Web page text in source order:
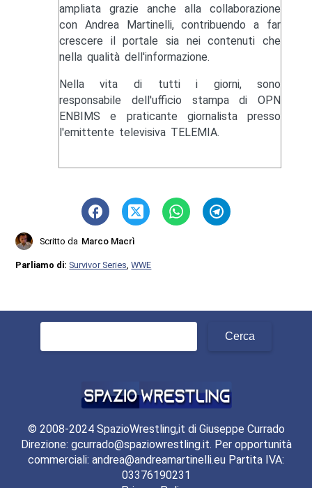
ampliata grazie anche alla collaborazione
con Andrea Martinelli, contribuendo a far
crescere il portale sia nei contenuti che
nella qualità dell'informazione.
Nella vita di tutti i giorni, sono
responsabile dell'ufficio stampa di OPN
ENBIMS e praticante giornalista presso
l'emittente televisiva TELEMIA.
Scritto da Marco Macrì
Parliamo di:Survivor Series ,WWE
© 2008-2024 SpazioWrestling,it di Giuseppe Currado
Direzione: gcurrado@spaziowrestling.it. Per opportunità
commerciali: andrea@andreamartinelli.eu Partita IVA:
03376190231